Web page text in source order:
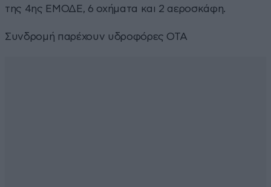
της 4ης ΕΜΟΔΕ, 6 οχήματα και 2 αεροσκάφη.
Συνδρομή παρέχουν υδροφόρες ΟΤΑ